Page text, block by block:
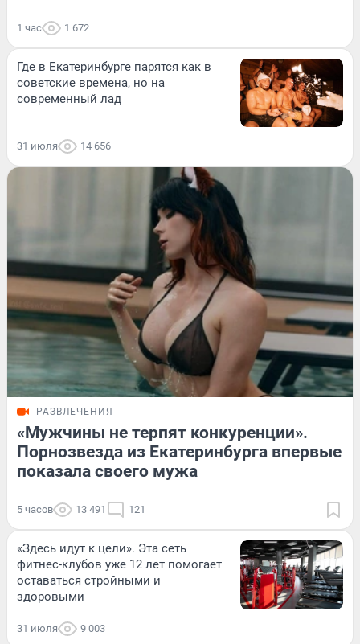
1 час 1 672
Где в Екатеринбурге парятся как в
советские времена, но на
современный лад
31 июля 14 656
РАЗВЛЕЧЕНИЯ
«Мужчины не терпят конкуренции».
Порнозвезда из Екатеринбурга впервые
показала своего мужа
5 часов 13 491 121
«Здесь идут к цели». Эта сеть
фитнес-клубов уже 12 лет помогает
оставаться стройными и
здоровыми
31 июля 9 003
РАЗВЛЕЧЕНИЯ